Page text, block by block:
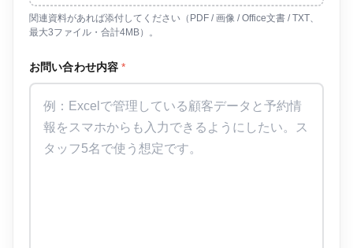
関連資料があれば添付してください（PDF / 画像 / Office文書 / TXT、
最大3ファイル・合計4MB）。
お問い合わせ内容*